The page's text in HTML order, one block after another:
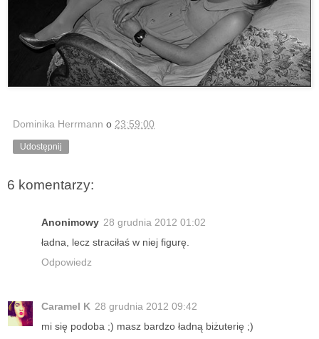
Dominika Herrmann o 23:59:00
Udostępnij
6 komentarzy:
Anonimowy 28 grudnia 2012 01:02
ładna, lecz straciłaś w niej figurę.
Odpowiedz
Caramel K 28 grudnia 2012 09:42
mi się podoba ;) masz bardzo ładną biżuterię ;)